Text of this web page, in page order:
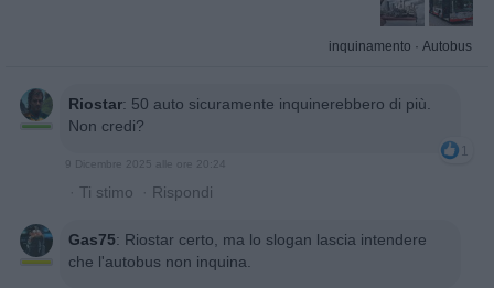
inquinamento · Autobus
Riostar: 50 auto sicuramente inquinerebbero di più.
Non credi?
1
· Ti stimo · Rispondi
Gas75: Riostar certo, ma lo slogan lascia intendere
che l'autobus non inquina.